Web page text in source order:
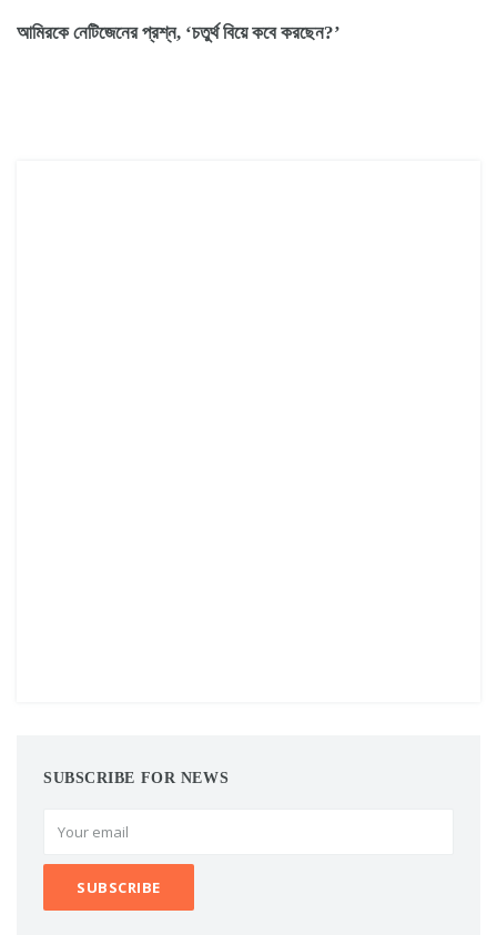
আমিরকে নেটিজেনের প্রশ্ন, ‘চতুর্থ বিয়ে কবে করছেন?’
SUBSCRIBE FOR NEWS